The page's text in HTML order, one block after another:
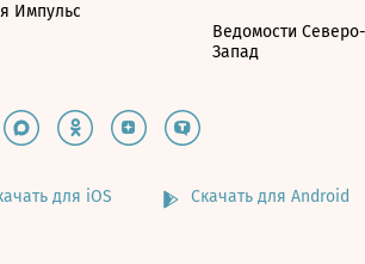
Импульс
Ведомости Северо-
Запад
для iOS Скачать для Android